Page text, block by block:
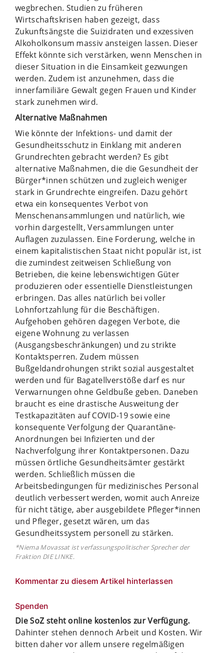
wegbrechen. Studien zu früheren
Wirtschaftskrisen haben gezeigt, dass
Zukunftsängste die Suizidraten und exzessiven
Alkoholkonsum massiv ansteigen lassen. Dieser
Effekt könnte sich verstärken, wenn Menschen in
dieser Situation in die Einsamkeit gezwungen
werden. Zudem ist anzunehmen, dass die
innerfamiliäre Gewalt gegen Frauen und Kinder
stark zunehmen wird.
Alternative Maßnahmen
Wie könnte der Infektions- und damit der
Gesundheitsschutz in Einklang mit anderen
Grundrechten gebracht werden? Es gibt
alternative Maßnahmen, die die Gesundheit der
Bürger*innen schützen und zugleich weniger
stark in Grundrechte eingreifen. Dazu gehört
etwa ein konsequentes Verbot von
Menschenansammlungen und natürlich, wie
vorhin dargestellt, Versammlungen unter
Auflagen zuzulassen. Eine Forderung, welche in
einem kapitalistischen Staat nicht populär ist, ist
die zumindest zeitweisen Schließung von
Betrieben, die keine lebenswichtigen Güter
produzieren oder essentielle Dienstleistungen
erbringen. Das alles natürlich bei voller
Lohnfortzahlung für die Beschäftigen.
Aufgehoben gehören dagegen Verbote, die
eigene Wohnung zu verlassen
(Ausgangsbeschränkungen) und zu strikte
Kontaktsperren. Zudem müssen
Bußgeldandrohungen strikt sozial ausgestaltet
werden und für Bagatellverstöße darf es nur
Verwarnungen ohne Geldbuße geben. Daneben
braucht es eine drastische Ausweitung der
Testkapazitäten auf COVID-19 sowie eine
konsequente Verfolgung der Quarantäne-
Anordnungen bei Infizierten und der
Nachverfolgung ihrer Kontaktpersonen. Dazu
müssen örtliche Gesundheitsämter gestärkt
werden. Schließlich müssen die
Arbeitsbedingungen für medizinisches Personal
deutlich verbessert werden, womit auch Anreize
für nicht tätige, aber ausgebildete Pfleger*innen
und Pfleger, gesetzt wären, um das
Gesundheitssystem personell zu stärken.
*Niema Movassat ist verfassungspolitischer Sprecher der
Fraktion DIE LINKE.
Kommentar zu diesem Artikel hinterlassen
Spenden
Die SoZ steht online kostenlos zur Verfügung.
Dahinter stehen dennoch Arbeit und Kosten. Wir
bitten daher vor allem unsere regelmäßigen